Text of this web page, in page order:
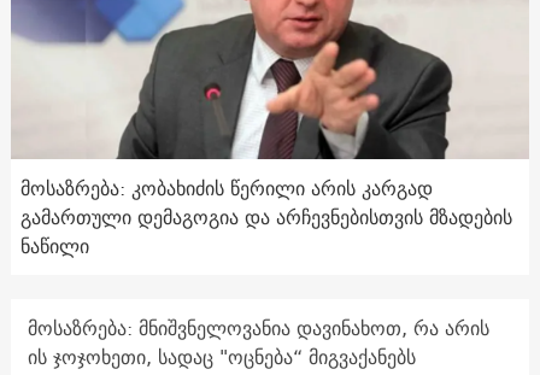
მოსაზრება: კობახიძის წერილი არის კარგად
გამართული დემაგოგია და არჩევნებისთვის მზადების
ნაწილი
მოსაზრება: მნიშვნელოვანია დავინახოთ, რა არის
ის ჯოჯოხეთი, სადაც "ოცნება“ მიგვაქანებს